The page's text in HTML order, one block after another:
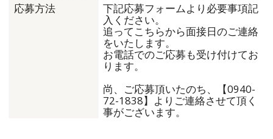
応募方法
下記応募フォームより必要事項記
入ください。
追ってこちらから面接日のご連絡
をいたします。
お電話でのご応募も受け付けてお
ります。
尚、ご応募頂いたのち、【0940-
72-1838】よりご連絡させて頂く
事がございます。